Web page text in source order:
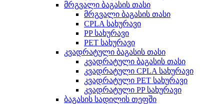
მრგვალი ბაგასის თასი
მრგვალი ბაგასის თასი
CPLA სახურავი
PP სახურავი
PET სახურავი
კვადრატული ბაგასის თასი
კვადრატული ბაგასის თასი
კვადრატული CPLA სახურავი
კვადრატული PET სახურავი
კვადრატული PP სახურავი
ბაგასის სადილის თეფში